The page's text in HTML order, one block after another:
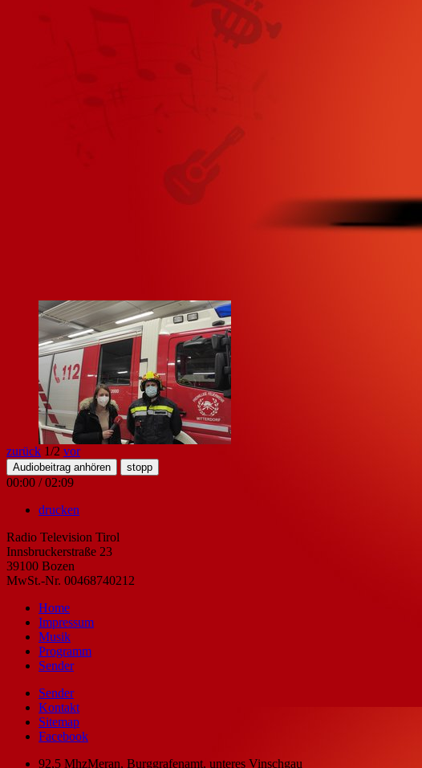
zurück 1/2 vor
Audiobeitrag anhören stopp
00:00 /02:09
drucken
Radio Television Tirol
Innsbruckerstraße 23
39100 Bozen
MwSt.-Nr. 00468740212
Home
Impressum
Musik
Programm
Sender
Sender
Kontakt
Sitemap
Facebook
92,5 MhzMeran, Burggrafenamt, unteres Vinschgau